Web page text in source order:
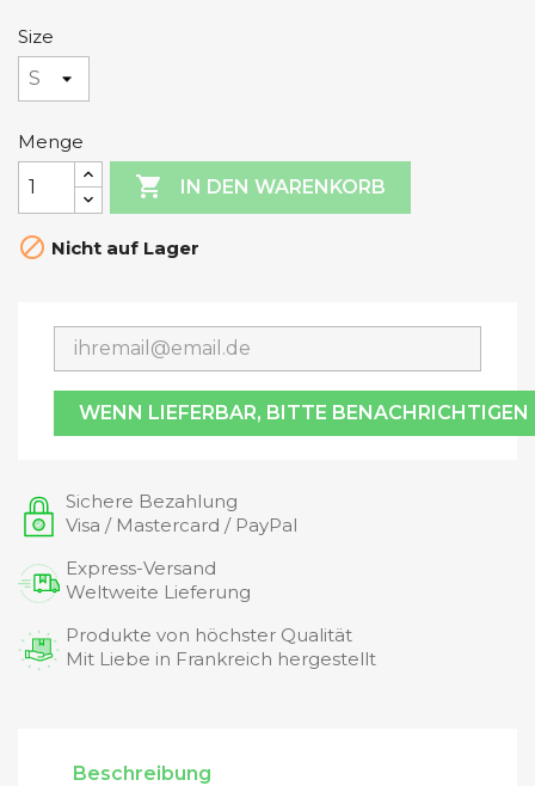
Size
Menge
 IN DEN WARENKORB
 Nicht auf Lager
WENN LIEFERBAR, BITTE BENACHRICHTIGEN
Sichere Bezahlung
Visa / Mastercard / PayPal
Express-Versand
Weltweite Lieferung
Produkte von höchster Qualität
Mit Liebe in Frankreich hergestellt
Beschreibung